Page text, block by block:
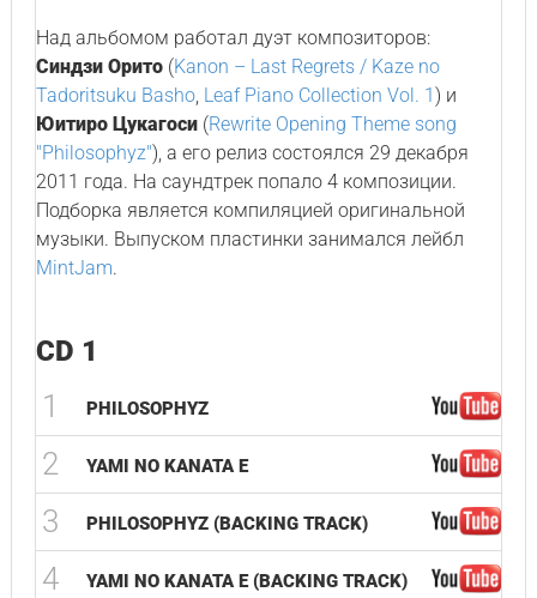
Над альбомом работал дуэт композиторов:
Синдзи Орито(Kanon – Last Regrets / Kaze no
Tadoritsuku Basho, Leaf Piano Collection Vol. 1) и
Юитиро Цукагоси(Rewrite Opening Theme song
"Philosophyz"), а его релиз состоялся 29 декабря
2011 года. На саундтрек попало 4 композиции.
Подборка является компиляцией оригинальной
музыки. Выпуском пластинки занимался лейбл
MintJam.
CD 1
1 PHILOSOPHYZ
2 YAMI NO KANATA E
3 PHILOSOPHYZ (BACKING TRACK)
4 YAMI NO KANATA E (BACKING TRACK)